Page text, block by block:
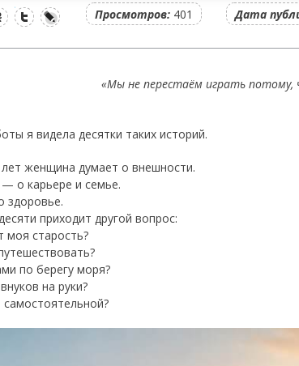
Просмотров: 401 Дата
«Мы не перестаём играть
я видела десятки таких историй.
женщина думает о внешности.
о карьере и семье.
здоровье.
приходит другой вопрос:
моя старость?
по берегу моря?
на руки?